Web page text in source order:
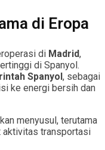
di Eropa
di Madrid,
di Spanyol.
Spanyol , sebagai
ke energi bersih dan
menyusul, terutama
aktivitas transportasi